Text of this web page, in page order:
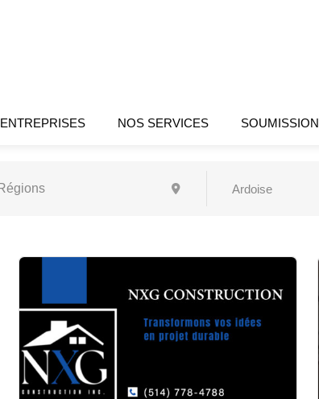
ENTREPRISES NOS SERVICES SOUMISSION
Ardoise